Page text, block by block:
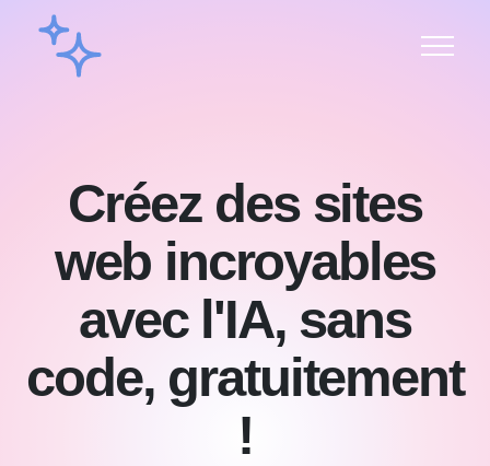
Créez des sites
web incroyables
avec l'IA, sans
code, gratuitement
!